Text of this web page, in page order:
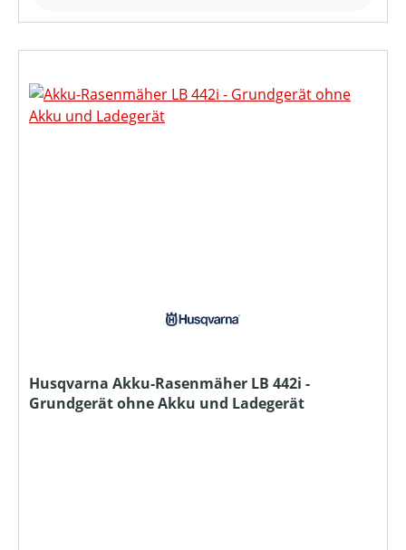
Husqvarna Akku-Rasenmäher LB 442i -
Grundgerät ohne Akku und Ladegerät